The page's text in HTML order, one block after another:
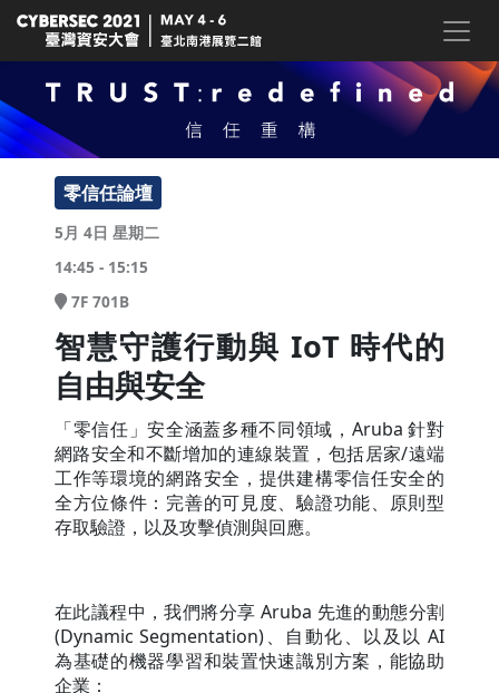
零信任論壇
5月 4日 星期二
14:45 - 15:15
7F 701B
智慧守護行動與 IoT 時代的
自由與安全
「零信任」安全涵蓋多種不同領域，Aruba 針對
網路安全和不斷增加的連線裝置，包括居家/遠端
工作等環境的網路安全，提供建構零信任安全的
全方位條件：完善的可見度、驗證功能、原則型
存取驗證，以及攻擊偵測與回應。
在此議程中，我們將分享 Aruba 先進的動態分割
(Dynamic Segmentation)、自動化、以及以 AI
為基礎的機器學習和裝置快速識別方案，能協助
企業：